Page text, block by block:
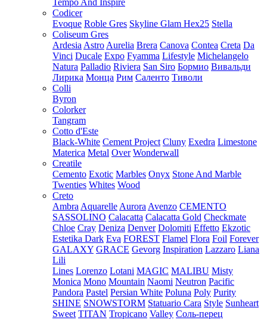
Tempo And Inspire
Codicer
Evoque Roble Gres Skyline Glam Hex25 Stella
Coliseum Gres
Ardesia Astro Aurelia Brera Canova Contea Creta Da
Vinci Ducale Expo Fyamma Lifestyle Michelangelo
Natura Palladio Riviera San Siro Бормио Вивальди
Лирика Монца Рим Саленто Тиволи
Colli
Byron
Colorker
Tangram
Cotto d'Este
Black-White Cement Project Cluny Exedra Limestone
Materica Metal Over Wonderwall
Creatile
Cemento Exotic Marbles Onyx Stone And Marble
Twenties Whites Wood
Creto
Ambra Aquarelle Aurora Avenzo CEMENTO
SASSOLINO Calacatta Calacatta Gold Checkmate
Chloe Cray Deniza Denver Dolomiti Effetto Ekzotic
Estetika Dark Eva FOREST Flamel Flora Foil Forever
GALAXY GRACE Gevorg Inspiration Lazzaro Liana
Lili
Lines Lorenzo Lotani MAGIC MALIBU Misty
Monica Mono Mountain Naomi Neutron Pacific
Pandora Pastel Persian White Poluna Poly Purity
SHINE SNOWSTORM Statuario Cara Style Sunheart
Sweet TITAN Tropicano Valley Соль-перец